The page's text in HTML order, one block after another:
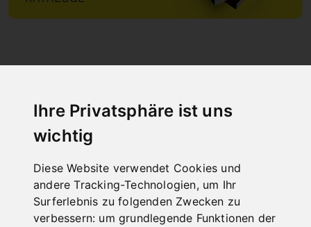
Ihre Privatsphäre ist uns
wichtig
Diese Website verwendet Cookies und
andere Tracking-Technologien, um Ihr
Surferlebnis zu folgenden Zwecken zu
verbessern: um grundlegende Funktionen der
"